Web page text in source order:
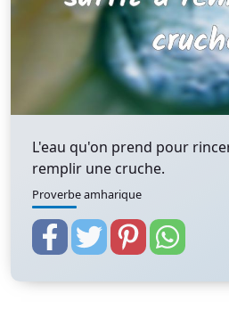
L'eau qu'on prend pour
remplir une cruche.
Proverbe amharique